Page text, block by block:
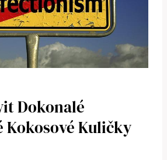
Dokonalé
Kokosové Kuličky